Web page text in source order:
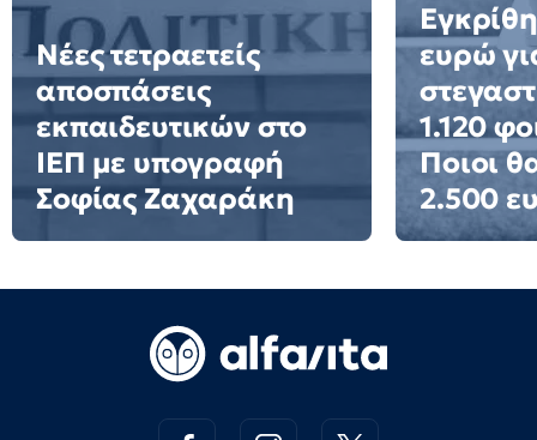
Νέες τετραετείς
αποσπάσεις
εκπαιδευτικών στο
ΙΕΠ με υπογραφή
Σοφίας Ζαχαράκη
ευρώ
1.120
Ποιοι
2.500